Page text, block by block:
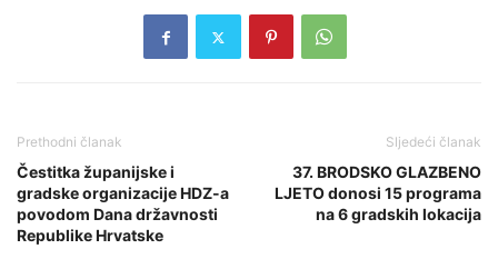
Prethodni članak
Čestitka županijske i
gradske organizacije HDZ-a
povodom Dana državnosti
Republike Hrvatske
Sljedeći članak
37. BRODSKO GLAZBENO
LJETO donosi 15 programa
na 6 gradskih lokacija